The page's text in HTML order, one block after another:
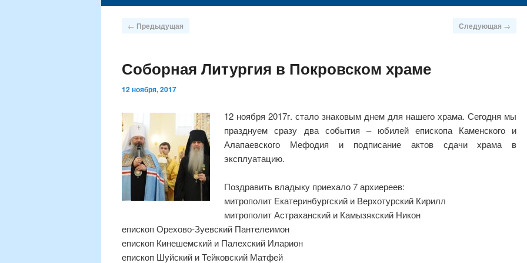
Навигация
← Предыдущая Следующая →
Соборная Литургия в Покровском храме
12 ноября, 2017
12 ноября 2017г. стало знаковым днем для нашего храма. Сегодня мы
празднуем сразу два события – юбилей епископа Каменского и
Алапаевского Мефодия и подписание актов сдачи храма в
эксплуатацию.
Поздравить владыку приехало 7 архиереев:
митрополит Екатеринбургский и Верхотурский Кирилл
митрополит Астраханский и Камызякский Никон
епископ Орехово-Зуевский Пантелеимон
епископ Кинешемский и Палехский Иларион
епископ Шуйский и Тейковский Матфей